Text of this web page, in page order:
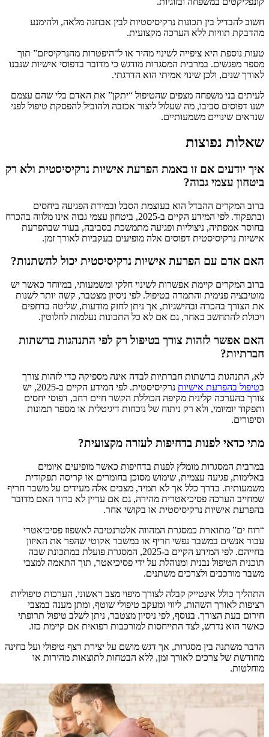
חשוב להבדיל בין תכונות נרקיסיסטיות לבין אבחנה מלאה, ולהימנע
מהדבקת תוויות ללא הערכה מקצועית.
טעות נוספת היא ציפייה לשינוי מהיר או ל“היפטרות מהנרקיסיזם” תוך
מספר מפגשים. במרבית המסגרות מודגש כי מדובר בדפוסי אישיות שנבנו
לאורך שנים, ולכן שינוי אמיתי הוא הדרגתי.
לעיתים בני משפחה מצפים שהטיפול “יתקן” את האדם בלי שהם עצמם
ישנו דפוסים סביבו, מה שעלול ליצור אכזבה ולהוביל להפסקת טיפול לפני
שנראים שינויים משמעותיים.
שאלות נפוצות
איך יודעים אם זו באמת הפרעת אישיות נרקיסיסטית ולא רק
ביטחון עצמי גבוה?
ברוב המקרים ההבדל הוא בעוצמת הסבל ובמידת הפגיעה ביחסים
ובתפקוד. לפי המידע הקיים ב-2025, ביטחון עצמי גבוה אינו מלווה בהכרח
בחוסר אמפתיה, ניצוליות ופגיעה מתמשכת בסביבה, בעוד שבהפרעת
אישיות נרקיסיסטית דפוסים אלה מופיעים בעקביות לאורך זמן.
האם אדם עם הפרעת אישיות נרקיסיסטית יכול להשתנות?
ברוב המקרים קיימת אפשרות לשינוי חלקי ומשמעותי, במיוחד כאשר יש
מוטיבציה פנימית והתמדה בטיפול. לפי ניסיון מצטבר, קשה יותר לשנות
את הצורך בהכרה ובהישגיות, אך ניתן לחזק מודעות, שליטה בדחפים
ויכולת להתחשב באחר, גם אם לא כל התכונות נעלמות לחלוטין.
האם אפשר לזהות צורך בטיפול רק לפי התנהגות ברשתות
חברתיות?
לא, התנהגות ברשתות חברתיות לבדה אינה מספיקה כדי לזהות צורך
בטיפול בהפרעת אישיות
נרקיסיסטית. לפי המידע הקיים ב-2025, יש
צורך בהערכה קלינית מקיפה הכוללת הקשר חיים רחב, דפוסי יחסים
ותפקוד יומיומי, ולא רק ניתוח של נוכחות דיגיטלית או מספר תמונות
וסיפורים.
מתי כדאי לפנות בדחיפות לעזרה מקצועית?
במרבית המסגרות מומלץ לפנות בדחיפות כאשר מופיעים איומים
באלימות, פגיעה עצמית, שימוש מסוכן בחומרים או קריסה תפקודית
משמעותית. בדרך כלל אך לא תמיד, מצבים אלה מעידים על משבר חריף
שמחייב הערכה פסיכיאטרית מהירה, גם אם עדיין לא ברור האם מדובר
בהפרעת אישיות נרקיסיסטית או בקושי אחר.
“רוח ים” מתוארת כמסגרת המהווה אלטרנטיבה לאשפוז פסיכיאטרי
עבור אנשים במשבר נפשי חריף או במשבר אקוטי שהפר את האיזון
בחייהם. לפי המידע הקיים ב-2025, המסגרת פועלת במתכונת שבה
תוכנית הטיפול נבנית ומנוהלת על ידי פסיכיאטר, תוך התאמה למצבי
משבר מורכבים ולצרכים משתנים.
התהליך כולל אינטייק קבלה לצורך מיפוי מצב ראשוני, הערכות טיפוליות
רציפות לאורך השהות, ליווי ומעקב טיפולי שוטף, ומתן מענה במצבי
חירום בעת הצורך. בנוסף, לפי ניסיון מצטבר, ניתן לשלב טיפול תרופתי
כאשר הוא נדרש, לצד התייחסות למורכבות רפואית אם קיימת כזו.
הדבר משתנה בין מסגרות, אך דגש מושם על יצירת רצף טיפולי ועל בחינה
מחודשת של צרכים לאורך זמן, ללא הבטחות לתוצאות מהירות או
מוחלטות.